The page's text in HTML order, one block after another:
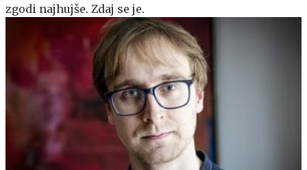
zgodi najhujše. Zdaj se je.